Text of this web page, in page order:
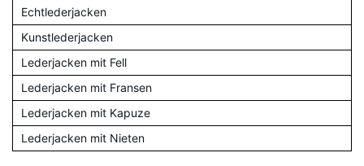
Echtlederjacken
Kunstlederjacken
Lederjacken mit Fell
Lederjacken mit Fransen
Lederjacken mit Kapuze
Lederjacken mit Nieten